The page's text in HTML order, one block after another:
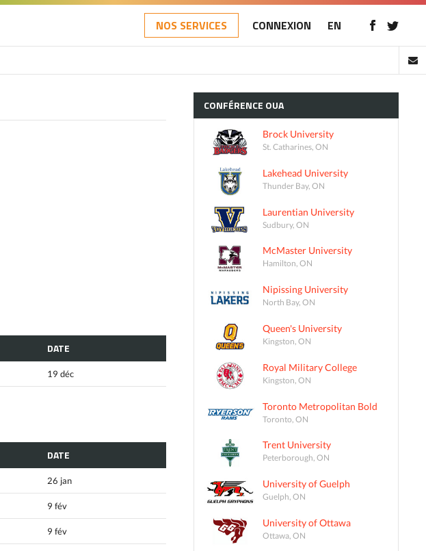
NOS SERVICES CONNEXION EN
DATE
19 déc
DATE
26 jan
9 fév
9 fév
CONFÉRENCE OUA
Brock University
St. Catharines, ON
Lakehead University
Thunder Bay, ON
Laurentian University
Sudbury, ON
McMaster University
Hamilton, ON
Nipissing University
North Bay, ON
Queen's University
Kingston, ON
Royal Military College
Kingston, ON
Toronto Metropolitan Bold
Toronto, ON
Trent University
Peterborough, ON
University of Guelph
Guelph, ON
University of Ottawa
Ottawa, ON